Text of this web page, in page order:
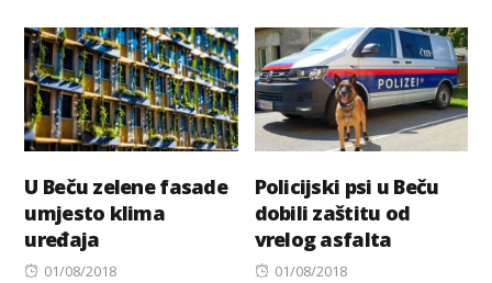
U Beču zelene fasade
umjesto klima
uređaja
Posted
01/08/2018
Policijski psi u Beču
dobili zaštitu od
vrelog asfalta
Posted
01/08/2018